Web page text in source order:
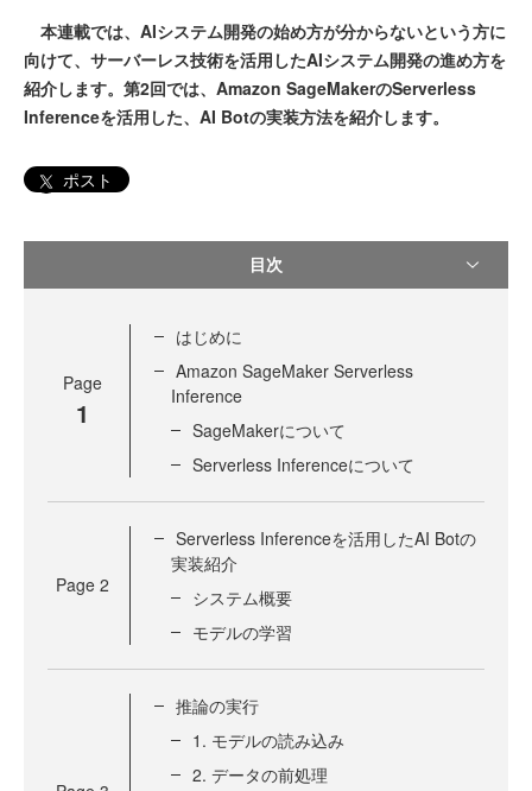
本連載では、AIシステム開発の始め方が分からないという方に
向けて、サーバーレス技術を活用したAIシステム開発の進め方を
紹介します。第2回では、Amazon SageMakerのServerless
Inferenceを活用した、AI Botの実装方法を紹介します。
ポスト
目次
Page
1
はじめに
Amazon SageMaker Serverless
Inference
SageMakerについて
Serverless Inferenceについて
Page 2
Serverless Inferenceを活用したAI Botの
実装紹介
システム概要
モデルの学習
推論の実行
1. モデルの読み込み
2. データの前処理